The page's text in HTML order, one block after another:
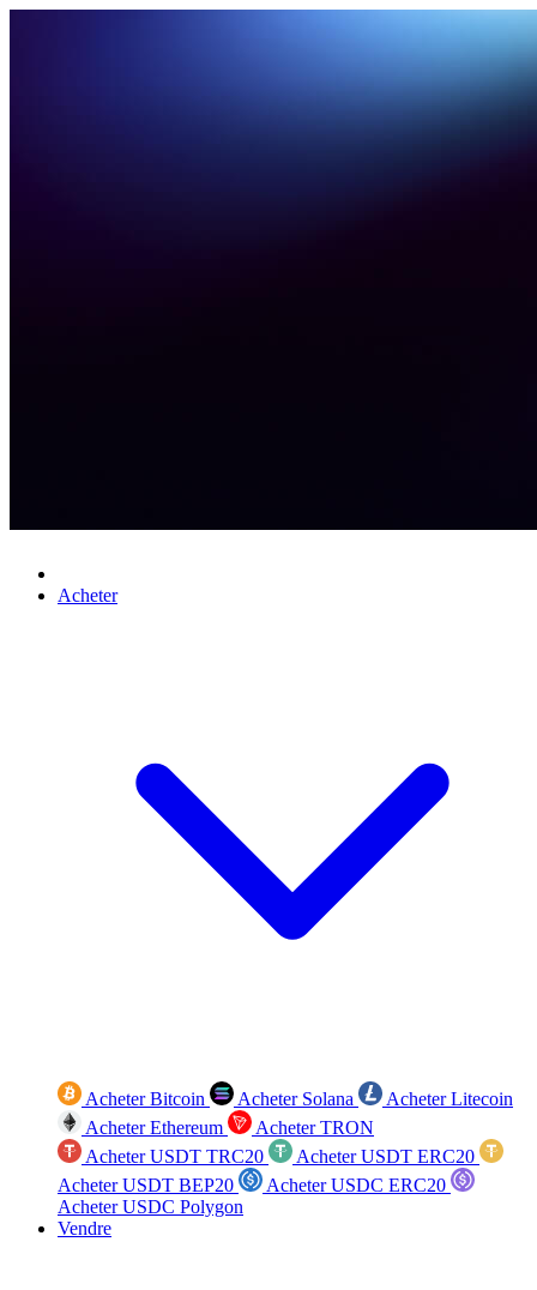
Acheter
Acheter Bitcoin Acheter Solana
Acheter Litecoin
Acheter Ethereum
Acheter TRON
Acheter USDT TRC20
Acheter USDT ERC20
Acheter USDT BEP20
Acheter USDC ERC20
Acheter USDC Polygon
Vendre